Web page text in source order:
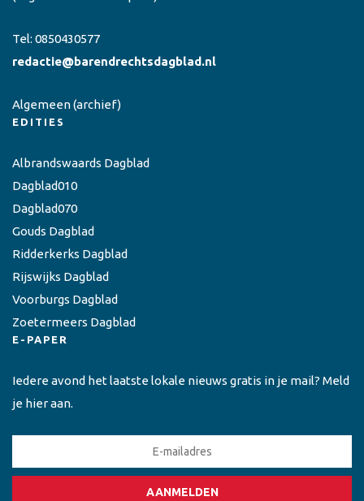
Tel: 0850430577
redactie@barendrechtsdagblad.nl
Algemeen(archief)
EDITIES
Albrandswaards Dagblad
Dagblad010
Dagblad070
Gouds Dagblad
Ridderkerks Dagblad
Rijswijks Dagblad
Voorburgs Dagblad
Zoetermeers Dagblad
E-PAPER
Iedere avond het laatste lokale nieuws gratis in je mail? Meld
je hier aan.